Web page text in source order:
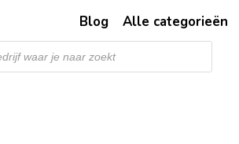
Blog Alle categorieën